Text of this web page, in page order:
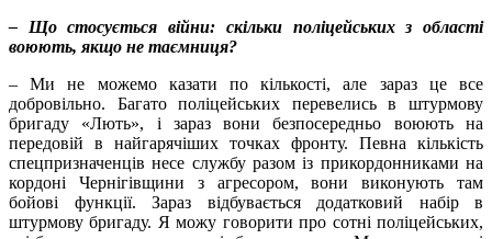
– Що стосується війни: скільки поліцейських з області
воюють, якщо не таємниця?
– Ми не можемо казати по кількості, але зараз це все
добровільно. Багато поліцейських перевелись в штурмову
бригаду «Лють», і зараз вони безпосередньо воюють на
передовій в найгарячіших точках фронту. Певна кількість
спецпризначенців несе службу разом із прикордонниками на
кордоні Чернігівщини з агресором, вони виконують там
бойові функції. Зараз відбувається додатковий набір в
штурмову бригаду. Я можу говорити про сотні поліцейських,